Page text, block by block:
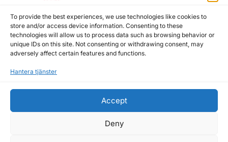
To provide the best experiences, we use technologies like cookies to
store and/or access device information. Consenting to these
technologies will allow us to process data such as browsing behavior or
unique IDs on this site. Not consenting or withdrawing consent, may
adversely affect certain features and functions.
Hantera tjänster
Accept
Deny
Cookiepolicy
Disclaimer
Redaktionell policy
Utgivarinformation
Allmänna frågor: info@affarsstaden.se | Tipsa
annons@affarsstaden.se